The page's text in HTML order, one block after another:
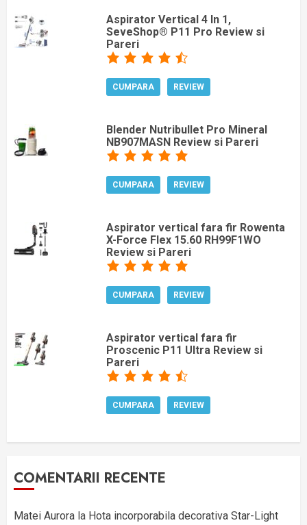
Aspirator Vertical 4 In 1,
SeveShop® P11 Pro Review si
Pareri
CUMPARA REVIEW
Blender Nutribullet Pro Mineral
NB907MASN Review si Pareri
CUMPARA REVIEW
Aspirator vertical fara fir Rowenta
X-Force Flex 15.60 RH99F1WO
Review si Pareri
CUMPARA REVIEW
Aspirator vertical fara fir
Proscenic P11 Ultra Review si
Pareri
CUMPARA REVIEW
COMENTARII RECENTE
Matei Aurora la Hota incorporabila decorativa Star-Light